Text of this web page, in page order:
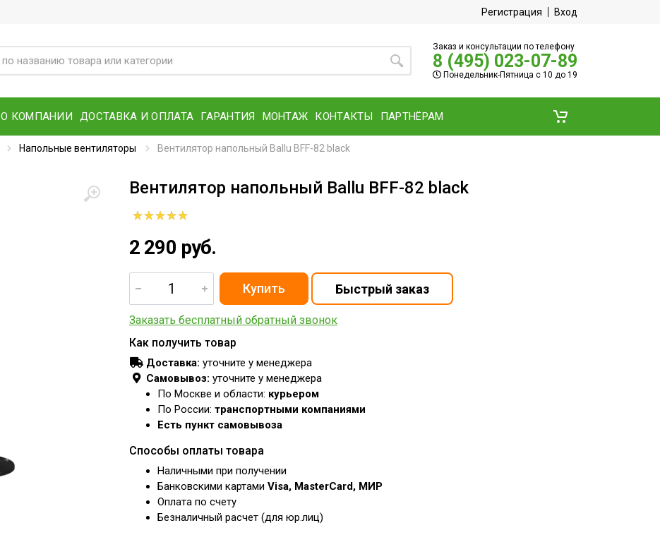
Регистрация Вход
Заказ и консультации по телефону
8 (495) 023-07-89
Понедельник-Пятница с 10 до 19
О КОМПАНИИ ДОСТАВКА И ОПЛАТА ГАРАНТИЯ МОНТАЖ КОНТАКТЫ ПАРТНЁРАМ
Напольные вентиляторы Вентилятор напольный Ballu BFF-82 black
Вентилятор напольный Ballu BFF-82 black
2 290 руб.
Заказать бесплатный обратный звонок
Как получить товар
Доставка: уточните у менеджера
Самовывоз: уточните у менеджера
По Москве и области: курьером
По России: транспортными компаниями
Есть пункт самовывоза
Способы оплаты товара
Наличными при получении
Банковскими картами Visa, MasterCard, МИР
Оплата по счету
Безналичный расчет (для юр.лиц)